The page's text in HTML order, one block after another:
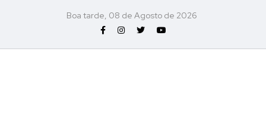
Boa tarde, 08 de Agosto de 2026